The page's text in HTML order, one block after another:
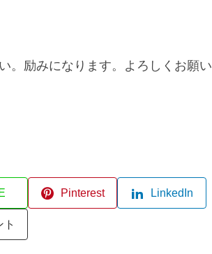
。励みになります。よろしくお願い
Pinterest LinkedIn
ト